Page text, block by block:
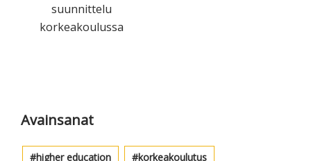
suunnittelu
korkeakoulussa
Avainsanat
higher education korkeakoulutus